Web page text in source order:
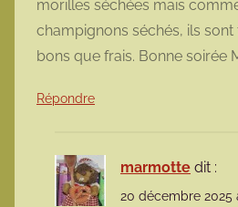
morilles séchées mais
champignons séchés, ils
bons que frais. Bonne soirée
Répondre
marmotte dit :
20 décembre 2025